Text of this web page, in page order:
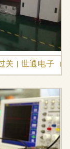
关 | 世通电子（